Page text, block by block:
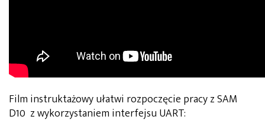
Film instruktażowy ułatwi rozpoczęcie pracy z SAM
D10 z wykorzystaniem interfejsu UART: